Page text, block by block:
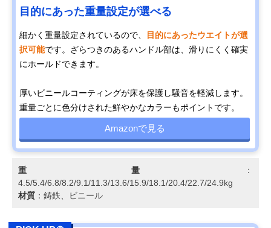
目的にあった重量設定が選べる
細かく重量設定されているので、
目的にあったウエイトが選
択可能です。ざらつきのあるハンドル部は、滑りにくく確実
にホールドできます。
厚いビニールコーティングが床を保護し騒音を軽減します。
重量ごとに色分けされた鮮やかなカラーもポイントです。
Amazonで見る
重量
：
4.5/5.4/6.8/8.2/9.1/11.3/13.6/15.9/18.1/20.4/22.7/24.9kg
材質 ：鋳鉄、ビニール